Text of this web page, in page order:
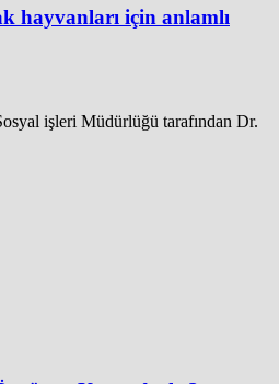
hayvanları için anlamlı
işleri Müdürlüğü tarafından Dr.